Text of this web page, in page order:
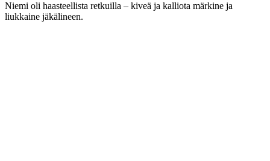
Niemi oli haasteellista retkuilla – kiveä ja kalliota märkine ja
liukkaine jäkälineen.